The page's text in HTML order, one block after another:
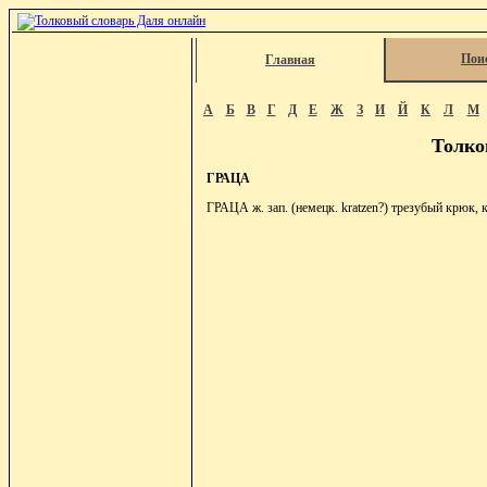
Главная
А Б В Г Д Е Ж З И Й К Л М
ГРАЦА
ГРАЦА ж. зап. (немецк. kratzen?) трезубый крюк,